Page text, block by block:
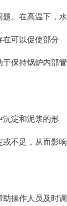
。在高温下，水
在可以促使部分
保持锅炉内部管
沉淀和泥浆的形
或不足，从而影响
操作人员及时调